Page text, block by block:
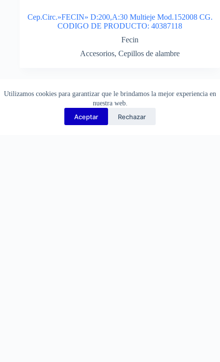
Utilizamos cookies para garantizar que le brindamos la mejor experiencia en
nuestra web.
Aceptar Rechazar
Cep.Circ.»FECIN» D:200,A:30 Multieje Mod.152008 CG.
CODIGO DE PRODUCTO: 40387118
Fecin
Accesorios, Cepillos de alambre
¡Consulte por descuentos!